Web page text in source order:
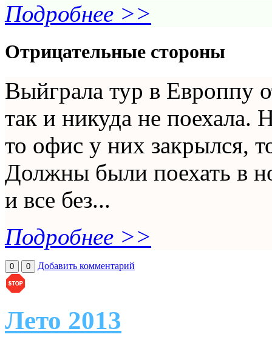
Подробнее >>
Отрицательные стороны
Выйграла тур в Европпу
так и никуда не поехала.
то офис у них закрылся,
Должны были поехать в
и все без...
Подробнее >>
0 0 Добавить комментарий
Лето 2013